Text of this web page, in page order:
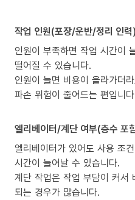
작업 인원(포장/운반/정리 인력)
인원이 부족하면 작업 시간이
떨어질 수 있습니다.
인원이 늘면 비용이 올라가더
파손 위험이 줄어드는 편입니
엘리베이터/계단 여부(층수 포
엘리베이터가 있어도 사용 조
시간이 늘어날 수 있습니다.
계단 작업은 작업 부담이 커서
되는 경우가 많습니다.